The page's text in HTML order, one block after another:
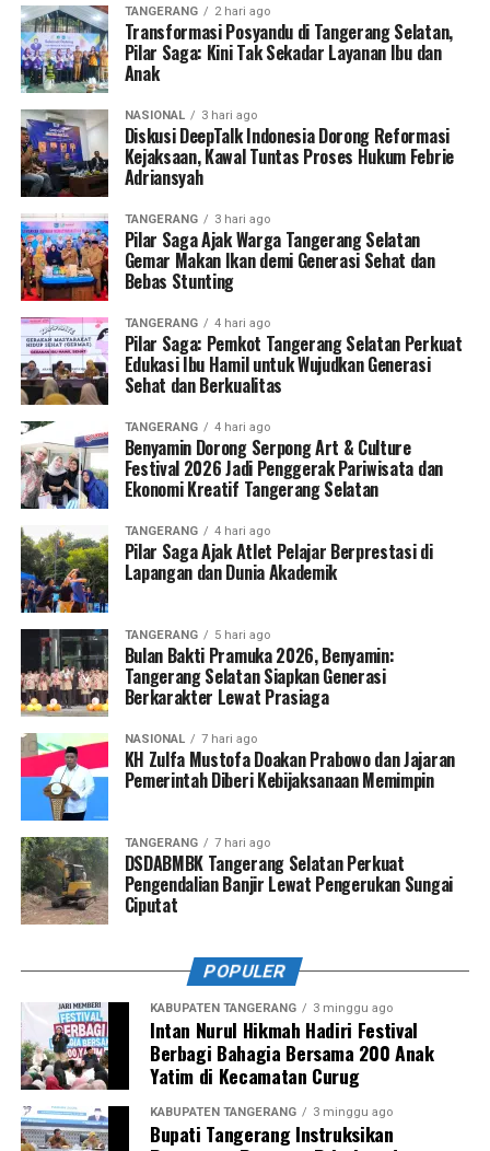
TANGERANG 2 hari ago
Transformasi Posyandu di Tangerang Selatan,
Pilar Saga: Kini Tak Sekadar Layanan Ibu dan
Anak
NASIONAL 3 hari ago
Diskusi DeepTalk Indonesia Dorong Reformasi
Kejaksaan, Kawal Tuntas Proses Hukum Febrie
Adriansyah
TANGERANG 3 hari ago
Pilar Saga Ajak Warga Tangerang Selatan
Gemar Makan Ikan demi Generasi Sehat dan
Bebas Stunting
TANGERANG 4 hari ago
Pilar Saga: Pemkot Tangerang Selatan Perkuat
Edukasi Ibu Hamil untuk Wujudkan Generasi
Sehat dan Berkualitas
TANGERANG 4 hari ago
Benyamin Dorong Serpong Art & Culture
Festival 2026 Jadi Penggerak Pariwisata dan
Ekonomi Kreatif Tangerang Selatan
TANGERANG 4 hari ago
Pilar Saga Ajak Atlet Pelajar Berprestasi di
Lapangan dan Dunia Akademik
TANGERANG 5 hari ago
Bulan Bakti Pramuka 2026, Benyamin:
Tangerang Selatan Siapkan Generasi
Berkarakter Lewat Prasiaga
NASIONAL 7 hari ago
KH Zulfa Mustofa Doakan Prabowo dan Jajaran
Pemerintah Diberi Kebijaksanaan Memimpin
TANGERANG 7 hari ago
DSDABMBK Tangerang Selatan Perkuat
Pengendalian Banjir Lewat Pengerukan Sungai
Ciputat
POPULER
KABUPATEN TANGERANG 3 minggu ago
Intan Nurul Hikmah Hadiri Festival
Berbagi Bahagia Bersama 200 Anak
Yatim di Kecamatan Curug
KABUPATEN TANGERANG 3 minggu ago
Bupati Tangerang Instruksikan